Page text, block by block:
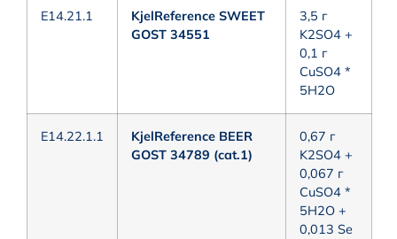
E14.21.1
KjelReference SWEET
GOST 34551
3,5 г
K2SO4 +
0,1 г
CuSO4 *
5H2O
E14.22.1.1
KjelReference BEER
GOST 34789 (cat.1)
0,67 г
K2SO4 +
0,067 г
CuSO4 *
5H2O +
0,013 Se